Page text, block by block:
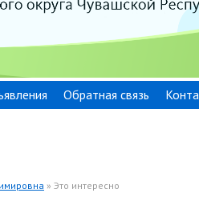
Обратная связь
» Это интересно